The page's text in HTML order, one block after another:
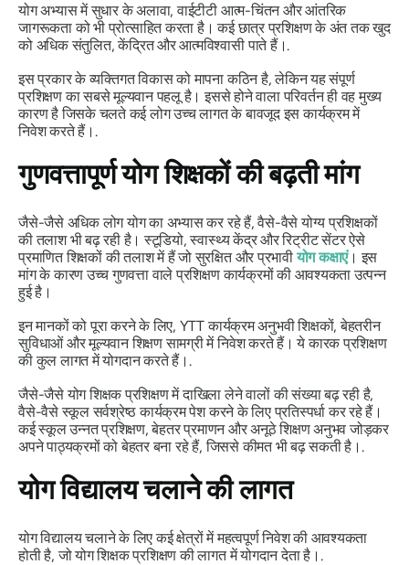
योग अभ्यास में सुधार के अलावा, वाईटीटी आत्म-चिंतन और आंतरिक
जागरूकता को भी प्रोत्साहित करता है। कई छात्र प्रशिक्षण के अंत तक खुद
को अधिक संतुलित, केंद्रित और आत्मविश्वासी पाते हैं।.
इस प्रकार के व्यक्तिगत विकास को मापना कठिन है, लेकिन यह संपूर्ण
प्रशिक्षण का सबसे मूल्यवान पहलू है। इससे होने वाला परिवर्तन ही वह मुख्य
कारण है जिसके चलते कई लोग उच्च लागत के बावजूद इस कार्यक्रम में
निवेश करते हैं।.
गुणवत्तापूर्ण योग शिक्षकों की बढ़ती मांग
जैसे-जैसे अधिक लोग योग का अभ्यास कर रहे हैं, वैसे-वैसे योग्य प्रशिक्षकों
की तलाश भी बढ़ रही है। स्टूडियो, स्वास्थ्य केंद्र और रिट्रीट सेंटर ऐसे
प्रमाणित शिक्षकों की तलाश में हैं जो सुरक्षित और प्रभावीयोग कक्षाएं। इस
मांग के कारण उच्च गुणवत्ता वाले प्रशिक्षण कार्यक्रमों की आवश्यकता उत्पन्न
हुई है।
इन मानकों को पूरा करने के लिए, YTT कार्यक्रम अनुभवी शिक्षकों, बेहतरीन
सुविधाओं और मूल्यवान शिक्षण सामग्री में निवेश करते हैं। ये कारक प्रशिक्षण
की कुल लागत में योगदान करते हैं।.
जैसे-जैसे योग शिक्षक प्रशिक्षण में दाखिला लेने वालों की संख्या बढ़ रही है,
वैसे-वैसे स्कूल सर्वश्रेष्ठ कार्यक्रम पेश करने के लिए प्रतिस्पर्धा कर रहे हैं।
कई स्कूल उन्नत प्रशिक्षण, बेहतर प्रमाणन और अनूठे शिक्षण अनुभव जोड़कर
अपने पाठ्यक्रमों को बेहतर बना रहे हैं, जिससे कीमत भी बढ़ सकती है।.
योग विद्यालय चलाने की लागत
योग विद्यालय चलाने के लिए कई क्षेत्रों में महत्वपूर्ण निवेश की आवश्यकता
होती है, जो योग शिक्षक प्रशिक्षण की लागत में योगदान देता है।.